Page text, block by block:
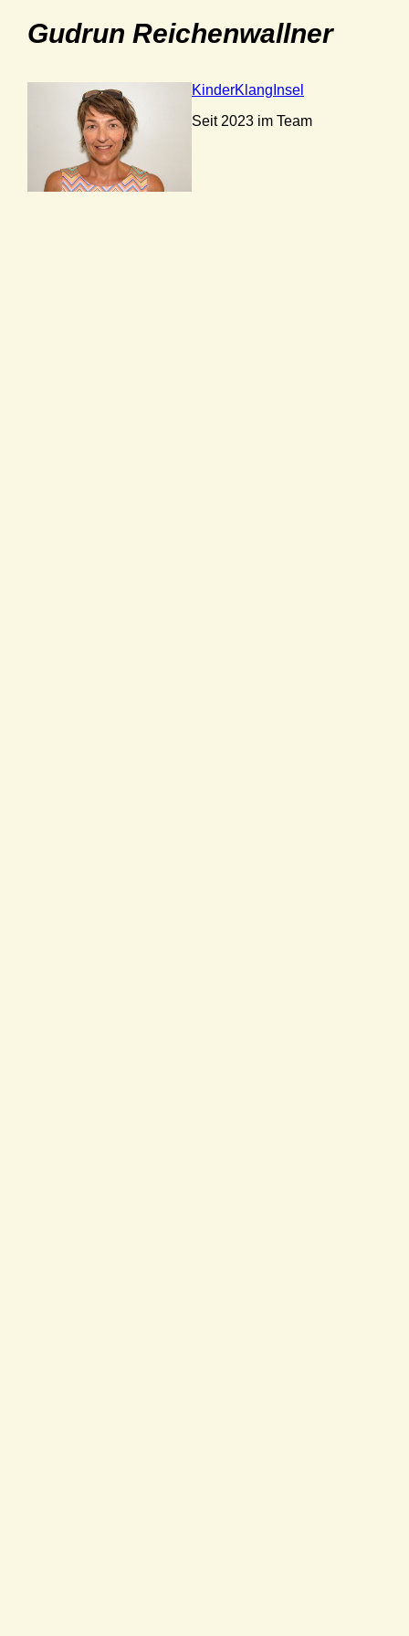
Gudrun Reichenwallner
KinderKlangInsel
Seit 2023 im Team